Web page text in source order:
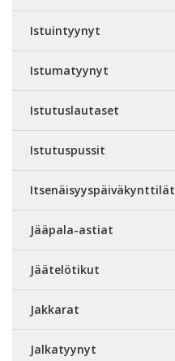
Istuintyynyt
Istumatyynyt
Istutuslautaset
Istutuspussit
Itsenäisyyspäiväkynttilät
Jääpala-astiat
Jäätelötikut
Jakkarat
Jalkatyynyt